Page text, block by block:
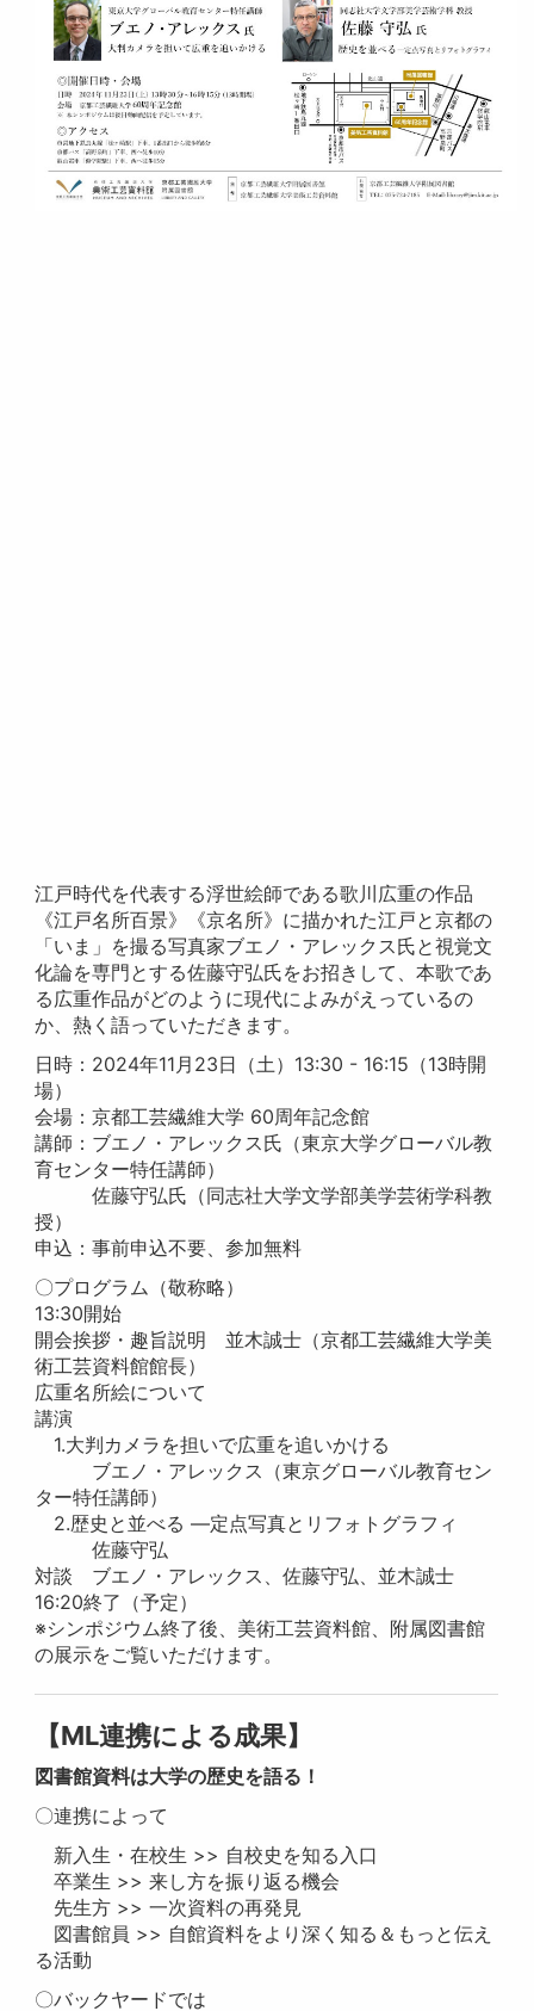
江戸時代を代表する浮世絵師である歌川広重の作品
《江戸名所百景》《京名所》に描かれた江戸と京都の
「いま」を撮る写真家ブエノ・アレックス氏と視覚文
化論を専門とする佐藤守弘氏をお招きして、本歌であ
る広重作品がどのように現代によみがえっているの
か、熱く語っていただきます。
日時：2024年11月23日（土）13:30 - 16:15（13時開
場）
会場：京都工芸繊維大学 60周年記念館
講師：ブエノ・アレックス氏（東京大学グローバル教
育センター特任講師）
佐藤守弘氏（同志社大学文学部美学芸術学科教
授）
申込：事前申込不要、参加無料
〇プログラム（敬称略）
13:30開始
開会挨拶・趣旨説明 並木誠士（京都工芸繊維大学美
術工芸資料館館長）
広重名所絵について
講演
1.大判カメラを担いで広重を追いかける
ブエノ・アレックス（東京グローバル教育セン
ター特任講師）
2.歴史と並べる ―定点写真とリフォトグラフィ
佐藤守弘
対談 ブエノ・アレックス、佐藤守弘、並木誠士
16:20終了（予定）
※シンポジウム終了後、美術工芸資料館、附属図書館
の展示をご覧いただけます。
【ML連携による成果】
図書館資料は大学の歴史を語る！
〇連携によって
新入生・在校生 >> 自校史を知る入口
卒業生 >> 来し方を振り返る機会
先生方 >> 一次資料の再発見
図書館員 >> 自館資料をより深く知る＆もっと伝え
る活動
〇バックヤードでは